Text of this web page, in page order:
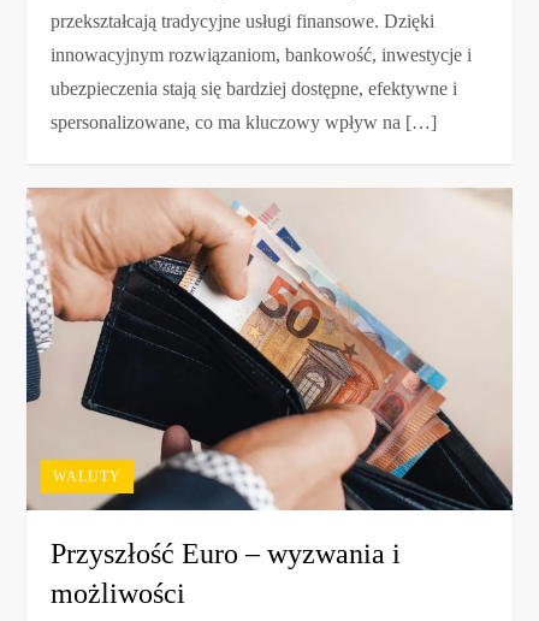
przekształcają tradycyjne usługi finansowe. Dzięki
innowacyjnym rozwiązaniom, bankowość, inwestycje i
ubezpieczenia stają się bardziej dostępne, efektywne i
spersonalizowane, co ma kluczowy wpływ na […]
WALUTY
Przyszłość Euro – wyzwania i
możliwości